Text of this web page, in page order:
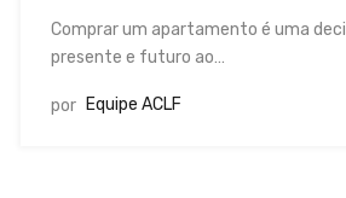
Comprar um apartamento é uma
presente e futuro ao…
por Equipe ACLF